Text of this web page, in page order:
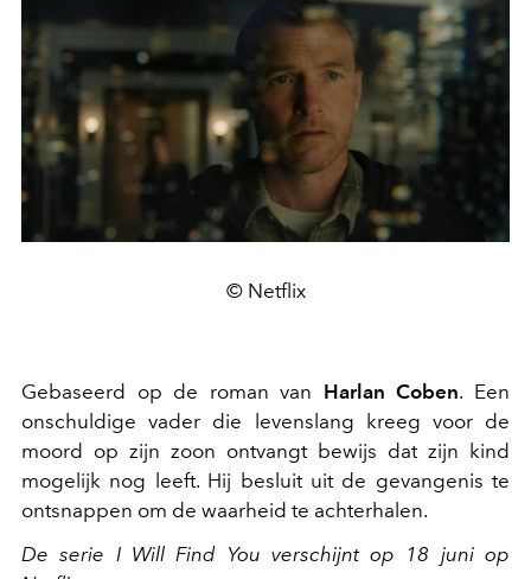
© Netflix
Gebaseerd op de roman van Harlan Coben. Een
onschuldige vader die levenslang kreeg voor de
moord op zijn zoon ontvangt bewijs dat zijn kind
mogelijk nog leeft. Hij besluit uit de gevangenis te
ontsnappen om de waarheid te achterhalen.
De serie I Will Find You verschijnt op 18 juni op